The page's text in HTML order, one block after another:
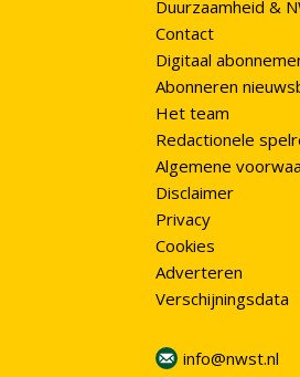
Duurzaamheid &
Contact
Digitaal
Abonneren
Het team
Redactionele
Algemene
Disclaimer
Privacy
Cookies
Adverteren
Verschijningsdata
info@nwst.nl